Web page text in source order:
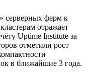
серверных ферм к
отражает
Uptime Institute за
отметили рост
в ближайшие 3 года.